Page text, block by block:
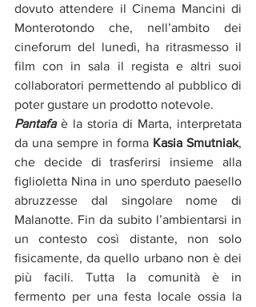
dovuto attendere il Cinema Mancini di
Monterotondo che, nell’ambito dei
cineforum del lunedì, ha ritrasmesso il
film con in sala il regista e altri suoi
collaboratori permettendo al pubblico di
poter gustare un prodotto notevole.
Pantafa è la storia di Marta, interpretata
da una sempre in forma Kasia Smutniak,
che decide di trasferirsi insieme alla
figlioletta Nina in uno sperduto paesello
abruzzesse dal singolare nome di
Malanotte. Fin da subito l’ambientarsi in
un contesto così distante, non solo
fisicamente, da quello urbano non è dei
più facili. Tutta la comunità è in
fermento per una festa locale ossia la